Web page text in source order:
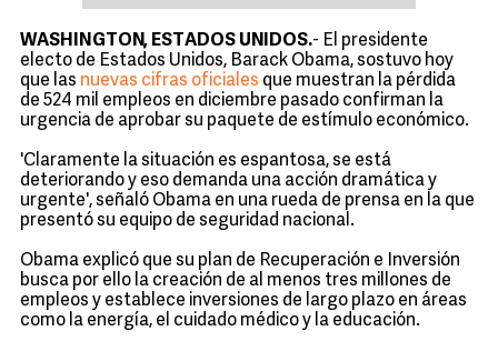
WASHINGTON, ESTADOS UNIDOS.- El presidente
electo de Estados Unidos, Barack Obama, sostuvo hoy
que las nuevas cifras oficiales que muestran la pérdida
de 524 mil empleos en diciembre pasado confirman la
urgencia de aprobar su paquete de estímulo económico.
'Claramente la situación es espantosa, se está
deteriorando y eso demanda una acción dramática y
urgente', señaló Obama en una rueda de prensa en la que
presentó su equipo de seguridad nacional.
Obama explicó que su plan de Recuperación e Inversión
busca por ello la creación de al menos tres millones de
empleos y establece inversiones de largo plazo en áreas
como la energía, el cuidado médico y la educación.